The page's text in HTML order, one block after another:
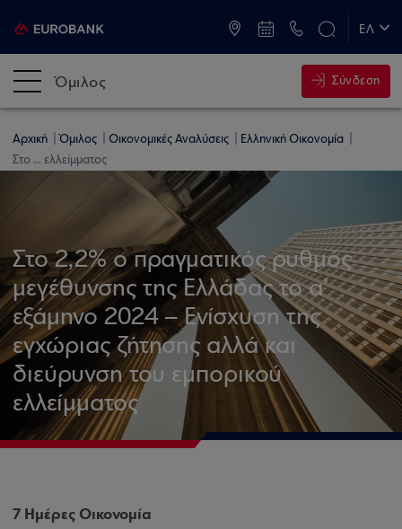
ΕΛ
Όμιλος Σύνδεση
Αρχική Όμιλος Οικονομικές Αναλύσεις
Ελληνική Οικονομία
Στο ... ελλείμματος
Στο 2,2% ο πραγματικός ρυθμός
μεγέθυνσης της Ελλάδας το α’
εξάμηνο 2024 – Ενίσχυση της
εγχώριας ζήτησης αλλά και
διεύρυνση του εμπορικού
ελλείμματος
7 Ημέρες Οικονομία